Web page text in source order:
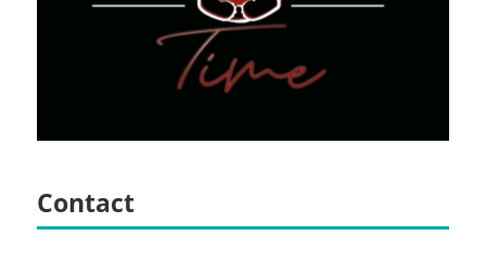
Contact